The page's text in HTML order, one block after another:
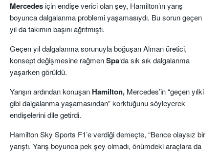
Mercedesiçin endişe verici olan şey, Hamilton’ın yarış
boyunca dalgalanma problemi yaşamasıydı. Bu sorun geçen
yıl da takımın başını ağrıtmıştı.
Geçen yıl dalgalanma sorunuyla boğuşan Alman üretici,
konsept değişmesine rağmenSpa‘da sık sık dalgalanma
yaşarken görüldü.
Yarışın ardından konuşan Hamilton, Mercedes’in “geçen yılki
gibi dalgalanma yaşamasından” korktuğunu söyleyerek
endişelerini dile getirdi.
Hamilton Sky Sports F1’e verdiği demeçte, “Bence olaysız bir
yarıştı. Yarış boyunca pek şey olmadı, önümdeki araçlara da